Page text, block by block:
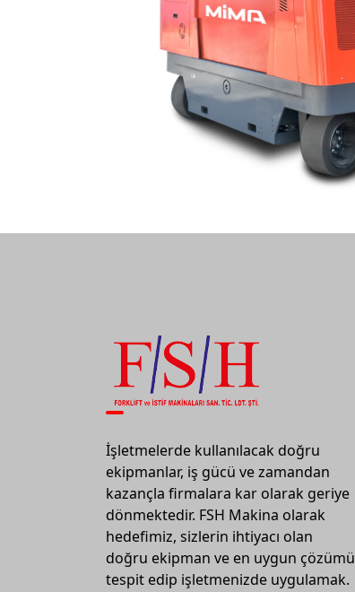
İşletmelerde kullanılacak doğru
ekipmanlar, iş gücü ve zamandan
kazançla firmalara kar olarak geriye
dönmektedir. FSH Makina olarak
hedefimiz, sizlerin ihtiyacı olan
doğru ekipman ve en uygun çözümü
tespit edip işletmenizde uygulamak.